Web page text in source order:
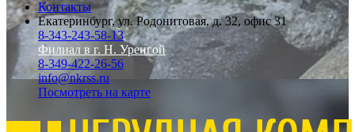
Контакты
Екатеринбург, ул. Родонитовая, д. 32, офис 31
8-343-243-58-13
Филиал в г. Н. Уренгой
8-349-422-26-56
info@nkrss.ru
Посмотреть на карте